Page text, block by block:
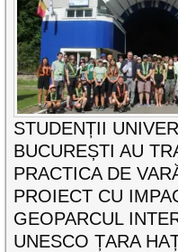
STUDENȚII
BUCUREȘTI AU
PRACTICA DE
PROIECT CU
GEOPARCUL
UNESCO ȚARA